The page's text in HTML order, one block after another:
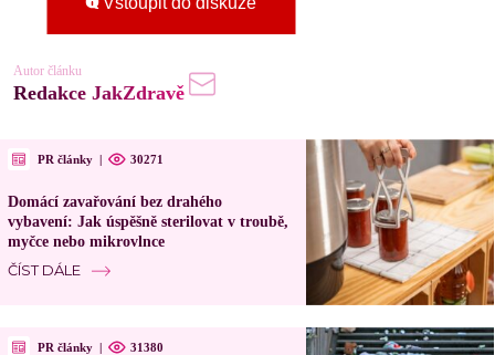
Autor článku
Redakce JakZdravě
PR články | 30271
Domácí zavařování bez drahého
vybavení: Jak úspěšně sterilovat v troubě,
myčce nebo mikrovlnce
ČÍST DÁLE
PR články | 31380